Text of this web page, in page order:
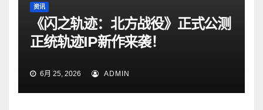
资讯
《闪之轨迹：北方战役》正式公测
正统轨迹IP新作来袭！
6月 25, 2026 ADMIN